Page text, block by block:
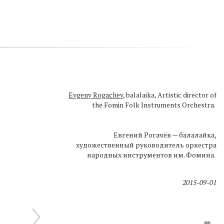
Evgeny Rogachev, balalaika, Artistic director of
the Fomin Folk Instruments Orchestra.
Евгений Рогачёв — балалайка,
художественный руководитель оркестра
народных инструментов им. Фомина.
2015-09-01
Evgeny Rogachev, balalaika, Artistic director of
the Fomin Folk Instruments Orchestra.
Евгений Рогачёв — балалайка,
художественный руководитель оркестра
народных инструментов им. Фомина.
2015-09-01
Evgeny Rogachev, balalaika, Artistic director of
the Fomin Folk Instruments Orchestra.
Евгений Рогачёв — балалайка,
художественный руководитель оркестра
народных инструментов им. Фомина.
2015-09-01